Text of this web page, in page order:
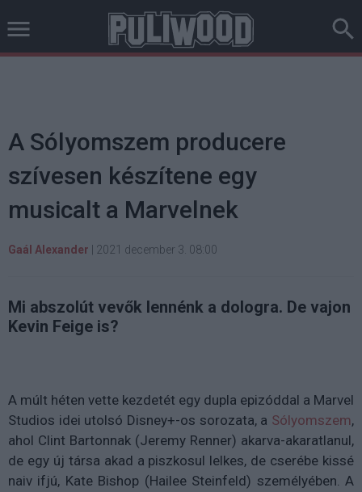
A Sólyomszem producere
szívesen készítene egy
musicalt a Marvelnek
Gaál Alexander 2021 december 3. 08:00
Mi abszolút vevők lennénk a dologra. De vajon
Kevin Feige is?
A múlt héten vette kezdetét egy dupla epizóddal a Marvel
Studios idei utolsó Disney+-os sorozata, a Sólyomszem,
ahol Clint Bartonnak (Jeremy Renner) akarva-akaratlanul,
de egy új társa akad a piszkosul lelkes, de cserébe kissé
naiv ifjú, Kate Bishop (Hailee Steinfeld) személyében. A